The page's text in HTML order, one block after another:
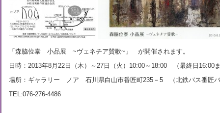
「森脇位泰 小品展 ~ヴェネチア賛歌~」 が開催されます。
日時：2013年8月22日（木）～27日（火）10:00～18:00 （最終日16:00
場所：ギャラリー ノア 石川県白山市番匠町235－5 （北鉄バス番匠
TEL:076-276-4486